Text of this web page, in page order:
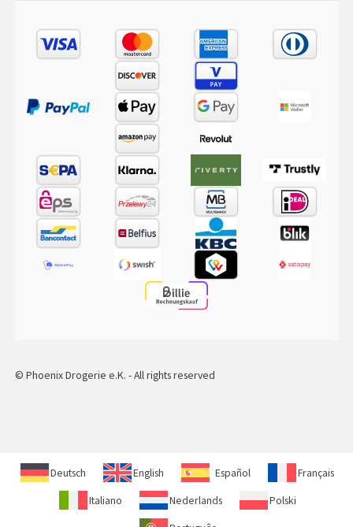
© Phoenix Drogerie e.K. - All rights reserved
Deutsch English Español Français
Italiano Nederlands Polski